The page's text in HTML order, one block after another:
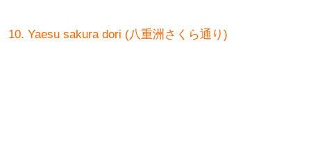
10. Yaesu sakura dori (八重洲さくら通り)